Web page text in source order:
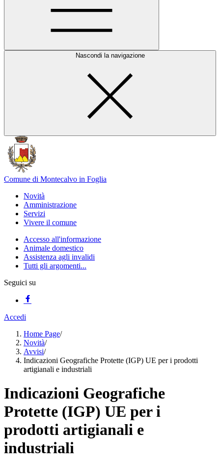
Nascondi la navigazione
Comune di Montecalvo in Foglia
Novità
Amministrazione
Servizi
Vivere il comune
Accesso all'informazione
Animale domestico
Assistenza agli invalidi
Tutti gli argomenti...
Seguici su
Accedi
Home Page/
Novità/
Avvisi/
Indicazioni Geografiche Protette (IGP) UE per i prodotti
artigianali e industriali
Indicazioni Geografiche
Protette (IGP) UE per i
prodotti artigianali e
industriali